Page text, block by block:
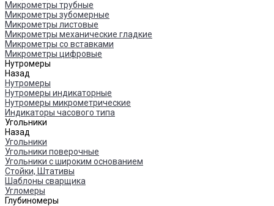
Микрометры трубные
Микрометры зубомерные
Микрометры листовые
Микрометры механические гладкие
Микрометры со вставками
Микрометры цифровые
Нутромеры
Назад
Нутромеры
Нутромеры индикаторные
Нутромеры микрометрические
Индикаторы часового типа
Угольники
Назад
Угольники
Угольники поверочные
Угольники с широким основанием
Стойки, Штативы
Шаблоны сварщика
Угломеры
Глубиномеры